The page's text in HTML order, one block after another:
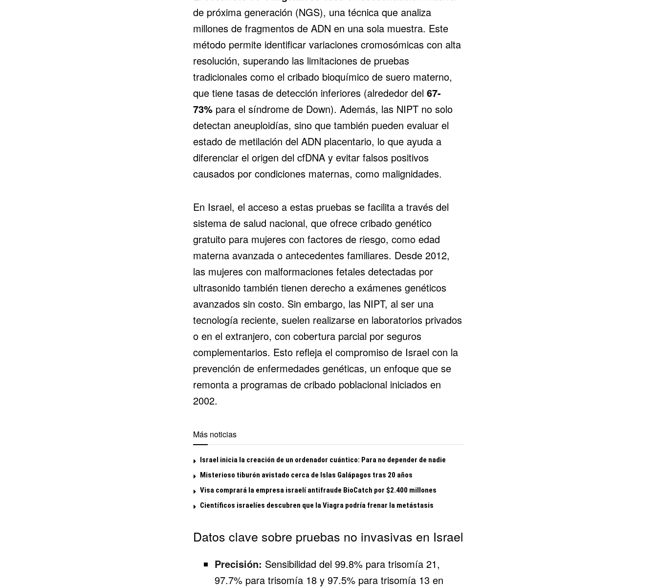
de próxima generación (NGS), una técnica que analiza
millones de fragmentos de ADN en una sola muestra. Este
método permite identificar variaciones cromosómicas con alta
resolución, superando las limitaciones de pruebas
tradicionales como el cribado bioquímico de suero materno,
que tiene tasas de detección inferiores (alrededor del 67-
73%para el síndrome de Down). Además, las NIPT no solo
detectan aneuploidías, sino que también pueden evaluar el
estado de metilación del ADN placentario, lo que ayuda a
diferenciar el origen del cfDNA y evitar falsos positivos
causados por condiciones maternas, como malignidades.
En Israel, el acceso a estas pruebas se facilita a través del
sistema de salud nacional, que ofrece cribado genético
gratuito para mujeres con factores de riesgo, como edad
materna avanzada o antecedentes familiares. Desde 2012,
las mujeres con malformaciones fetales detectadas por
ultrasonido también tienen derecho a exámenes genéticos
avanzados sin costo. Sin embargo, las NIPT, al ser una
tecnología reciente, suelen realizarse en laboratorios privados
o en el extranjero, con cobertura parcial por seguros
complementarios. Esto refleja el compromiso de Israel con la
prevención de enfermedades genéticas, un enfoque que se
remonta a programas de cribado poblacional iniciados en
2002.
Más noticias
Israel inicia la creación de un ordenador cuántico: Para no depender de nadie
Misterioso tiburón avistado cerca de Islas Galápagos tras 20 años
Visa comprará la empresa israelí antifraude BioCatch por $2.400 millones
Científicos israelíes descubren que la Viagra podría frenar la metástasis
Datos clave sobre pruebas no invasivas en Israel
Precisión: Sensibilidad del 99.8% para trisomía 21,
97.7% para trisomía 18 y 97.5% para trisomía 13 en